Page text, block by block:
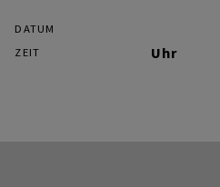
DATUM
ZEIT
Uhr